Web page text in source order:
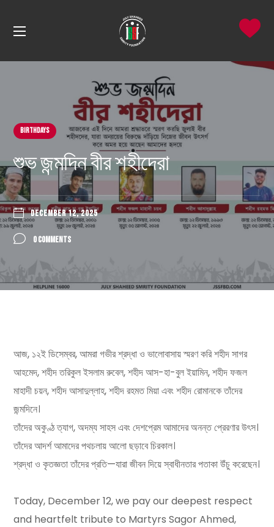
Birthdays
শুভ জন্মদিন বীর শহীদেরা
DECEMBER 12, 2025
0 COMMENTS
আজ, ১২ই ডিসেম্বর, আমরা গভীর শ্রদ্ধা ও ভালোবাসায় স্মরণ করি শহীদ সাগর
আহমেদ, শহীদ তরিকুল ইসলাম রুবেল, শহীদ আস-হা-বুল ইয়ামিন, শহীদ ফজল
মাহাদী চয়ন, শহীদ আসাদুল্লাহ, শহীদ রহমত মিয়া এবং শহীদ রোমানকে তাঁদের
জন্মদিনে।
তাঁদের অকুণ্ঠ ত্যাগ, অদম্য সাহস এবং দেশপ্রেম আমাদের অনন্ত প্রেরণার উৎস।
তাঁদের আদর্শ আমাদের পথচলায় আলো ছড়াবে চিরকাল।
শ্রদ্ধা ও কৃতজ্ঞতা তাঁদের প্রতি—যারা জীবন দিয়ে স্বাধীনতার পতাকা উঁচু করেছেন।
Today, December 12, we pay our deepest respect
and heartfelt tribute to Martyrs Sagor Ahmed,